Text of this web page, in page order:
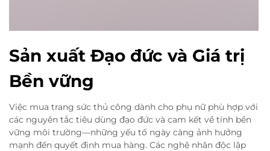
Sản xuất Đạo đức và Giá trị
Bền vững
Việc mua trang sức thủ công dành cho phụ nữ phù hợp với
các nguyên tắc tiêu dùng đạo đức và cam kết về tính bền
vững môi trường—những yếu tố ngày càng ảnh hưởng
mạnh đến quyết định mua hàng. Các nghệ nhân độc lập